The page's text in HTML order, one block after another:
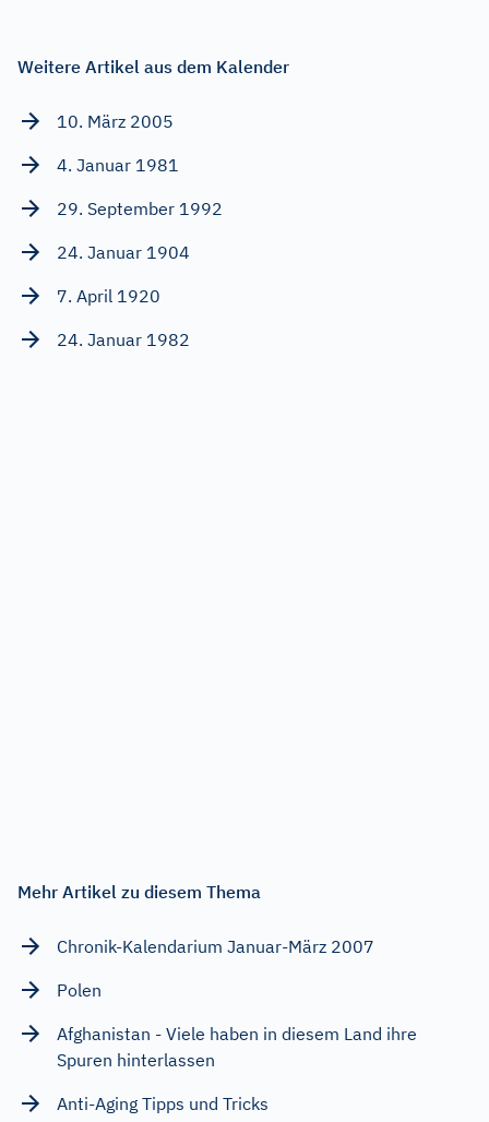
Weitere Artikel aus dem Kalender
10. März 2005
4. Januar 1981
29. September 1992
24. Januar 1904
7. April 1920
24. Januar 1982
Mehr Artikel zu diesem Thema
Chronik-Kalendarium Januar-März 2007
Polen
Afghanistan - Viele haben in diesem Land ihre
Spuren hinterlassen
Anti-Aging Tipps und Tricks